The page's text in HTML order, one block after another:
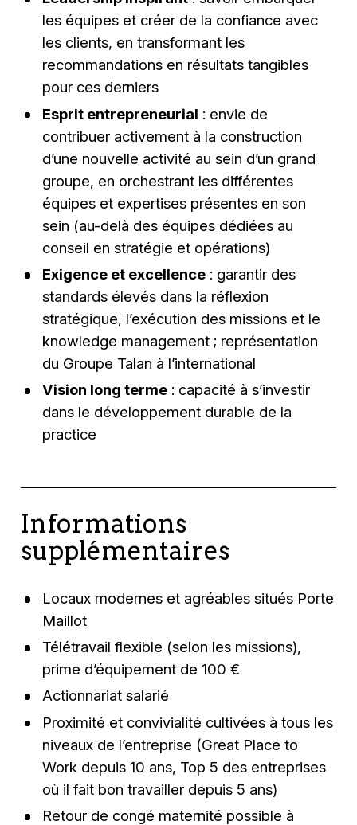
les équipes et créer de la confiance avec
les clients, en transformant les
recommandations en résultats tangibles
pour ces derniers
Esprit entrepreneurial : envie de
contribuer activement à la construction
d’une nouvelle activité au sein d’un grand
groupe, en orchestrant les différentes
équipes et expertises présentes en son
sein (au-delà des équipes dédiées au
conseil en stratégie et opérations)
Exigence et excellence: garantir des
standards élevés dans la réflexion
stratégique, l’exécution des missions et le
knowledge management; représentation
du Groupe Talan à l’international
Vision long terme: capacité à s’investir
dans le développement durable de la
practice
Informations
supplémentaires
Locaux modernes et agréables situés Porte
Maillot
Télétravail flexible (selon les missions),
prime d’équipement de 100 €
Actionnariat salarié
Proximité et convivialité cultivées à tous les
niveaux de l’entreprise (Great Place to
Work depuis 10 ans, Top 5 des entreprises
où il fait bon travailler depuis 5 ans)
Retour de congé maternité possible à